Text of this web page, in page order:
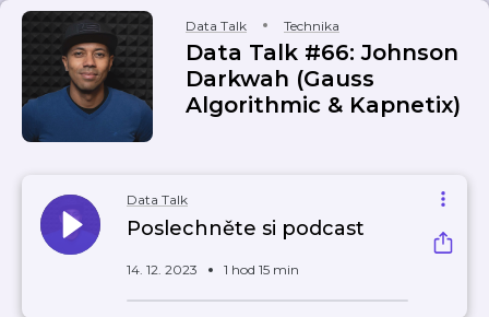
Data Talk Technika
Data Talk #66: Johnson
Darkwah (Gauss
Algorithmic & Kapnetix)
Data Talk
Poslechněte si podcast
14. 12. 2023 1 hod 15 min